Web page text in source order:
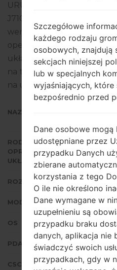
URUGUAY. Produkt jest
J710MNUBS4CSL2, wersja
wersja MODEM
operacyjnego
układowego to Android
na temat flashowania
na urządzeniach Samsung
NAZWA PLIKU
SM-
RODZAJ
OPROGRAMOWANIA
UKŁADOWEGO
ROZMIAR PLIKU
MODEL
OS
PDA/AP WERSJA
CSC WERSJA
Szczegółowe
każdego rodzaju
osobowych, znajdują
sekcjach niniejszej
lub w specjalnych
wyjaśniających, które
bezpośrednio przed
Dane osobowe
udostępniane przez
przypadku Danych
zbierane
korzystania z tego
O ile nie określono
Dane wymagane w
uzupełnieniu są
przypadku braku
danych, aplikacja nie
świadczyć swoich
przypadkach, gdy w